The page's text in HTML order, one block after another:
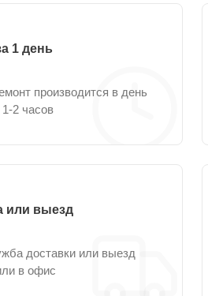
1 день
производится в день
1-2 часов
или выезд
доставки или выезд
в офис